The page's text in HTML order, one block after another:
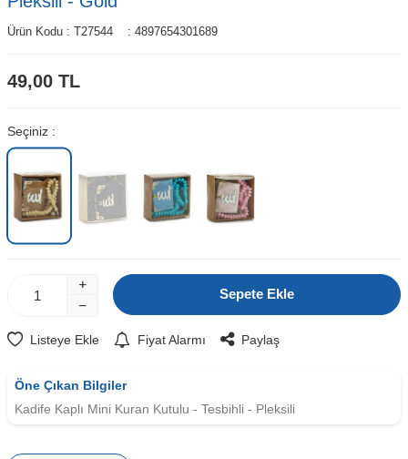
Ürün Kodu : T27544 : 4897654301689
49,00 TL
Seçiniz :
Sepete Ekle
Listeye Ekle Fiyat Alarmı Paylaş
Öne Çıkan Bilgiler
Kadife Kaplı Mini Kuran Kutulu - Tesbihli - Pleksili